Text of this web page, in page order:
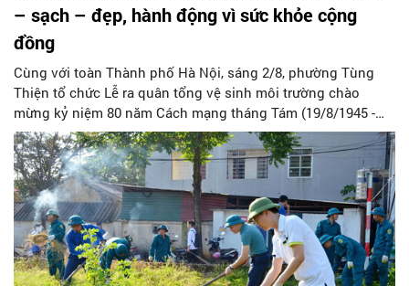
– sạch – đẹp, hành động vì sức khỏe cộng
đồng
Cùng với toàn Thành phố Hà Nội, sáng 2/8, phường Tùng
Thiện tổ chức Lễ ra quân tổng vệ sinh môi trường chào
mừng kỷ niệm 80 năm Cách mạng tháng Tám (19/8/1945 -
19/8/2025) và Quốc khánh nước Cộng hòa XHCN Việt Nam
(2/9/1945 - 2/9/2025). Dự lễ ra quân có các đồng chí Nguyễn
Viết Đạt – Phó Bí thư Đảng ủy, Chủ tịch UBND phường; Vũ
Dư Hùng – Chủ tịch Ủy ban MTTQ Việt Nam phường;
Nguyễn Hải Anh – Phó Chủ tịch UBND phường.